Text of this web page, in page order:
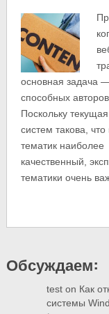
основная задача
способных
Поскольку
систем такова,
тематик наиболее
качественный,
тематики очень
Обсуждаем:
test on Как
системы